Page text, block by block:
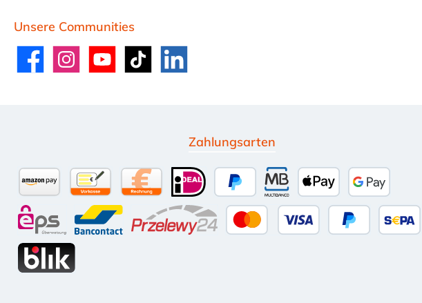
Unsere Communities
FacebookInstagramYouTube TikTok LinkedIn
Zahlungsarten
PayPal
Kauf auf Rechnung (10 Tage Netto)
iDEAL MultibancoApple PayGoogle Pay
eps
Amazon PayVorkasse per Überweisung